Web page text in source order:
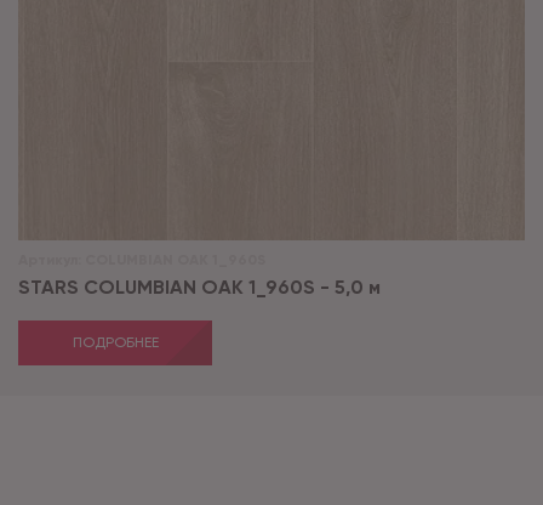
STARS COLUMBIAN OAK 1_960S - 5,0 м
ПОДРОБНЕЕ